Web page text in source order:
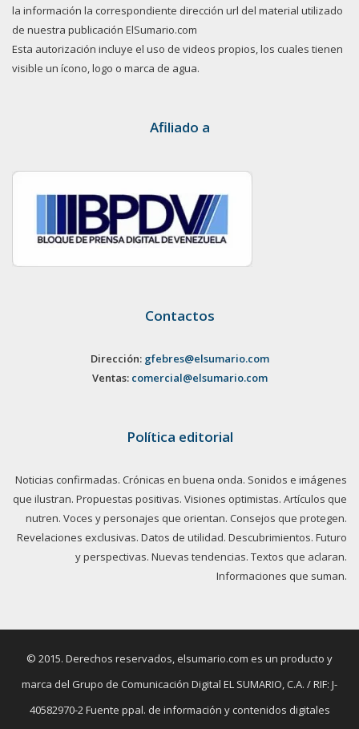
la información la correspondiente dirección url del material utilizado
de nuestra publicación ElSumario.com
Esta autorización incluye el uso de videos propios, los cuales tienen
visible un ícono, logo o marca de agua.
Afiliado a
Contactos
Dirección: gfebres@elsumario.com
Ventas: comercial@elsumario.com
Política editorial
Noticias confirmadas. Crónicas en buena onda. Sonidos e imágenes
que ilustran. Propuestas positivas. Visiones optimistas. Artículos que
nutren. Voces y personajes que orientan. Consejos que protegen.
Revelaciones exclusivas. Datos de utilidad. Descubrimientos. Futuro
y perspectivas. Nuevas tendencias. Textos que aclaran.
Informaciones que suman.
© 2015. Derechos reservados, elsumario.com es un producto y
marca del Grupo de Comunicación Digital EL SUMARIO, C.A. / RIF: J-
40582970-2 Fuente ppal. de información y contenidos digitales